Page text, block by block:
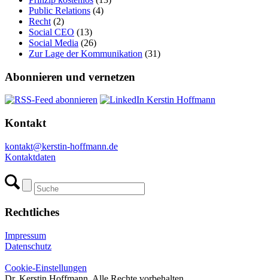
Public Relations (4)
Recht (2)
Social CEO (13)
Social Media (26)
Zur Lage der Kommunikation (31)
Abonnieren und vernetzen
Kontakt
kontakt@kerstin-hoffmann.de
Kontaktdaten
Rechtliches
Impressum
Datenschutz
Cookie-Einstellungen